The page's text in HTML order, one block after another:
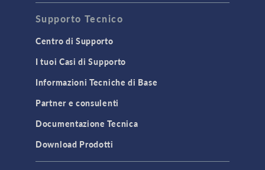
Supporto Tecnico
Centro di Supporto
I tuoi Casi di Supporto
Informazioni Tecniche di Base
Partner e consulenti
Documentazione Tecnica
Download Prodotti